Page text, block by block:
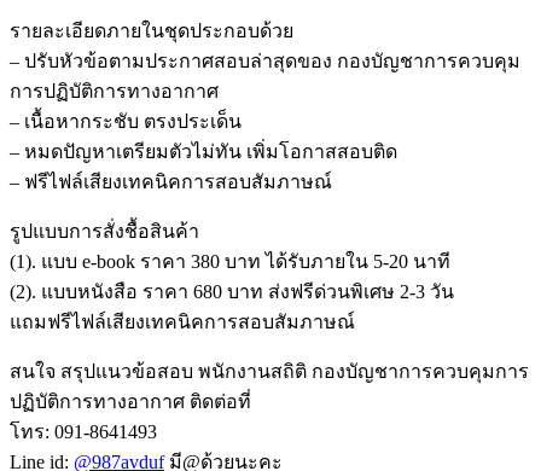
รายละเอียดภายในชุดประกอบด้วย
– ปรับหัวข้อตามประกาศสอบล่าสุดของ กองบัญชาการควบคุม
การปฏิบัติการทางอากาศ
– เนื้อหากระชับ ตรงประเด็น
– หมดปัญหาเตรียมตัวไม่ทัน เพิ่มโอกาสสอบติด
– ฟรีไฟล์เสียงเทคนิคการสอบสัมภาษณ์
รูปแบบการสั่งชื้อสินค้า
(1). แบบ e-book ราคา 380 บาท ได้รับภายใน 5-20 นาที
(2). แบบหนังสือ ราคา 680 บาท ส่งฟรีด่วนพิเศษ 2-3 วัน
แถมฟรีไฟล์เสียงเทคนิคการสอบสัมภาษณ์
สนใจ สรุปแนวข้อสอบ พนักงานสถิติ กองบัญชาการควบคุมการ
ปฏิบัติการทางอากาศ ติดต่อที่
โทร: 091-8641493
Line id: @987avdufมี@ด้วยนะคะ